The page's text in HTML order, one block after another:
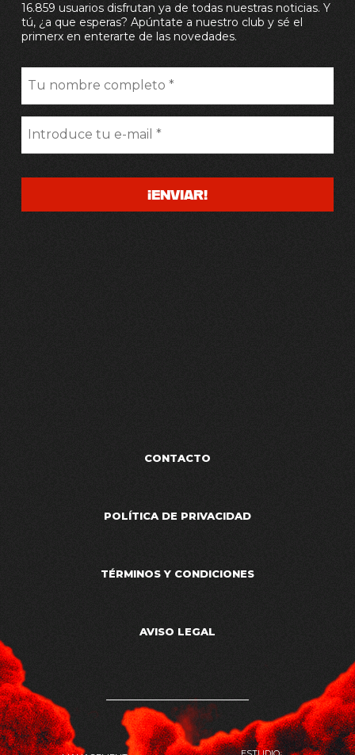
16.859 usuarios disfrutan ya de todas nuestras noticias. Y
tú, ¿a que esperas? Apúntate a nuestro club y sé el
primerx en enterarte de las novedades.
CONTACTO
POLÍTICA DE PRIVACIDAD
TÉRMINOS Y CONDICIONES
AVISO LEGAL